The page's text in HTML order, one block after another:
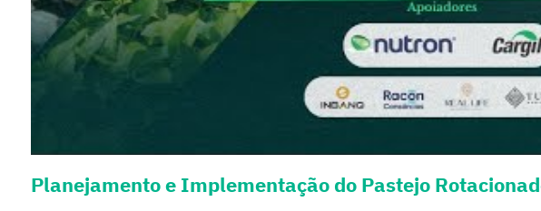
Planejamento e Implementação do Pastejo